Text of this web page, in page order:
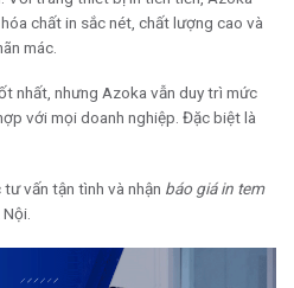
chất in sắc nét, chất lượng cao và
mác.
nhất, nhưng Azoka vẫn duy trì mức
với mọi doanh nghiệp. Đặc biệt là
vấn tận tình và nhận báo giá in tem